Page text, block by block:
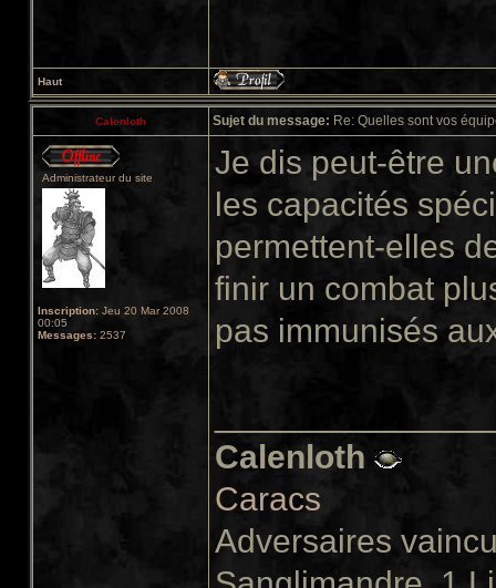
Haut
Calenloth Sujet du message: Re: Quelles sont vos
Administrateur du site
Inscription: Jeu 20 Mar 2008
00:05
Messages: 2537
Je dis peut-être
les capacités
permettent-elles
finir un combat
pas immunisés
Calenloth
Caracs
Adversaires